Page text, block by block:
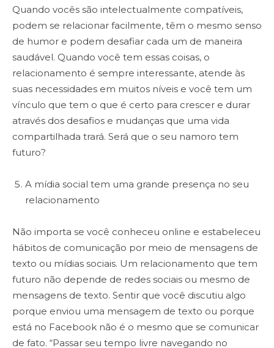
Quando vocês são intelectualmente compatíveis,
podem se relacionar facilmente, têm o mesmo senso
de humor e podem desafiar cada um de maneira
saudável. Quando você tem essas coisas, o
relacionamento é sempre interessante, atende às
suas necessidades em muitos níveis e você tem um
vínculo que tem o que é certo para crescer e durar
através dos desafios e mudanças que uma vida
compartilhada trará. Será que o seu namoro tem
futuro?
A mídia social tem uma grande presença no seu
relacionamento
Não importa se você conheceu online e estabeleceu
hábitos de comunicação por meio de mensagens de
texto ou mídias sociais. Um relacionamento que tem
futuro não depende de redes sociais ou mesmo de
mensagens de texto. Sentir que você discutiu algo
porque enviou uma mensagem de texto ou porque
está no Facebook não é o mesmo que se comunicar
de fato. “Passar seu tempo livre navegando no